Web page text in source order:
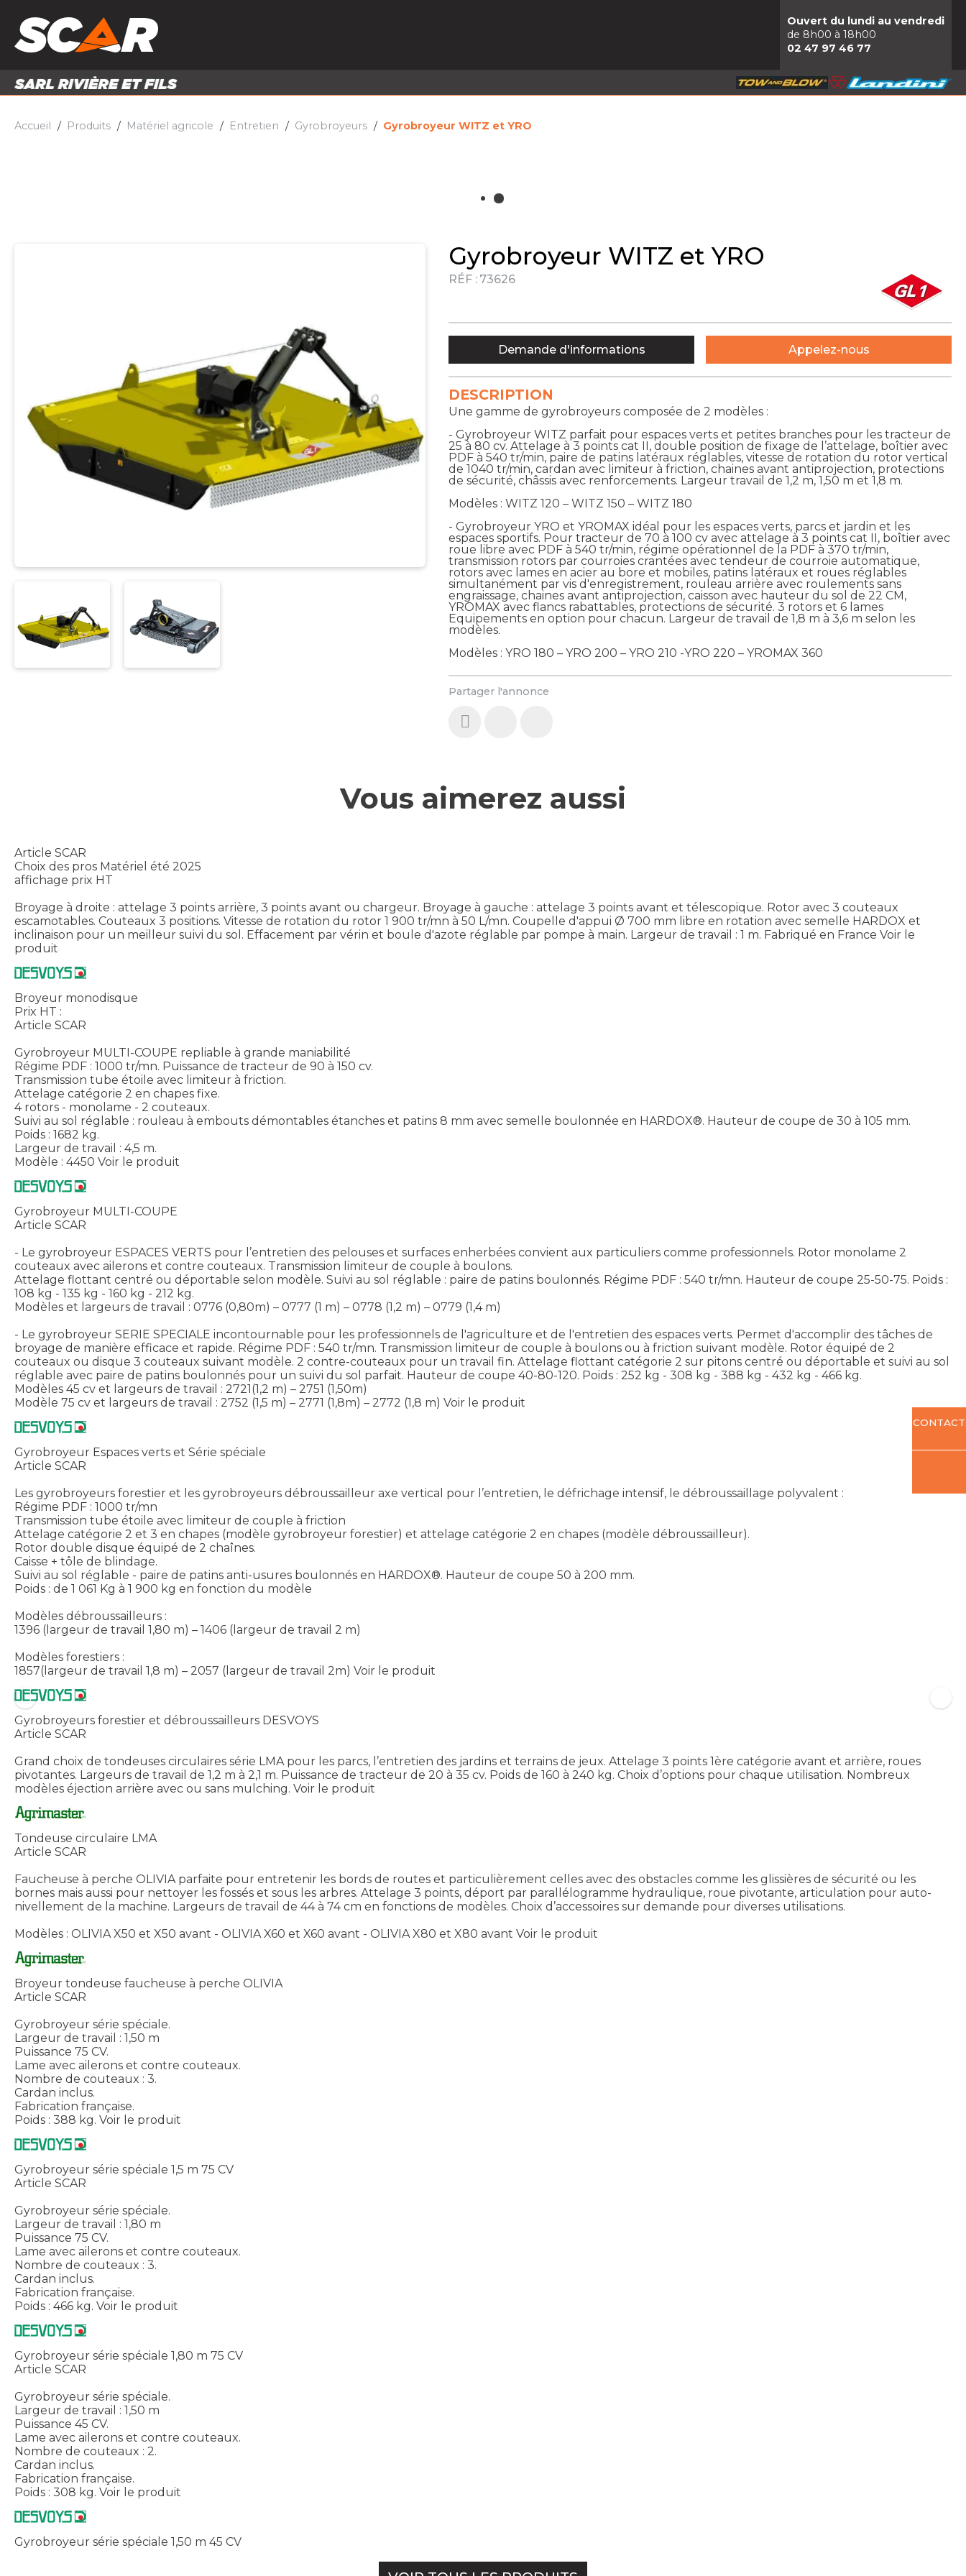
PIÈCES ET ACCESSOIRES
Ouvert du lundi au vendredi
de 8h00 à 18h00
02 47 97 46 77
Accueil Produits Matériel agricole Entretien Gyrobroyeurs Gyrobroyeur WITZ et YRO
Gyrobroyeur WITZ et YRO
RÉF : 73626
Partager l'annonce
DESCRIPTION
Une gamme de gyrobroyeurs composée de 2 modèles :
- Gyrobroyeur WITZ parfait pour espaces verts et petites branches pour les tracteur de
25 à 80 cv. Attelage à 3 points cat II, double position de fixage de l’attelage, boîtier avec
PDF à 540 tr/min, paire de patins latéraux réglables, vitesse de rotation du rotor vertical
de 1040 tr/min, cardan avec limiteur à friction, chaines avant antiprojection, protections
de sécurité, châssis avec renforcements. Largeur travail de 1,2 m, 1,50 m et 1,8 m.
Modèles : WITZ 120 – WITZ 150 – WITZ 180
- Gyrobroyeur YRO et YROMAX idéal pour les espaces verts, parcs et jardin et les
espaces sportifs. Pour tracteur de 70 à 100 cv avec attelage à 3 points cat II, boîtier avec
roue libre avec PDF à 540 tr/min, régime opérationnel de la PDF à 370 tr/min,
transmission rotors par courroies crantées avec tendeur de courroie automatique,
rotors avec lames en acier au bore et mobiles, patins latéraux et roues réglables
simultanément par vis d'enregistrement, rouleau arrière avec roulements sans
engraissage, chaines avant antiprojection, caisson avec hauteur du sol de 22 CM,
YROMAX avec flancs rabattables, protections de sécurité. 3 rotors et 6 lames
Equipements en option pour chacun. Largeur de travail de 1,8 m à 3,6 m selon les
modèles.
Modèles : YRO 180 – YRO 200 – YRO 210 -YRO 220 – YROMAX 360
Demande d'informations Appelez-nous
Vous aimerez aussi
Article SCAR
Choix des pros Matériel été 2025
affichage prix HT
Broyage à droite : attelage 3 points arrière, 3 points avant ou chargeur. Broyage à gauche : attelage 3 points avant et télescopique. Rotor avec 3 couteaux
escamotables. Couteaux 3 positions. Vitesse de rotation du rotor 1 900 tr/mn à 50 L/mn. Coupelle d'appui Ø 700 mm libre en rotation avec semelle HARDOX et
inclinaison pour un meilleur suivi du sol. Effacement par vérin et boule d'azote réglable par pompe à main. Largeur de travail : 1 m. Fabriqué en France Voir le
produit
Broyeur monodisque
Prix HT :
Article SCAR
Gyrobroyeur MULTI-COUPE repliable à grande maniabilité
Régime PDF : 1000 tr/mn. Puissance de tracteur de 90 à 150 cv.
Transmission tube étoile avec limiteur à friction.
Attelage catégorie 2 en chapes fixe.
4 rotors - monolame - 2 couteaux.
Suivi au sol réglable : rouleau à embouts démontables étanches et patins 8 mm avec semelle boulonnée en HARDOX®. Hauteur de coupe de 30 à 105 mm.
Poids : 1682 kg.
Largeur de travail : 4,5 m.
Modèle : 4450 Voir le produit
Gyrobroyeur MULTI-COUPE
Article SCAR
- Le gyrobroyeur ESPACES VERTS pour l’entretien des pelouses et surfaces enherbées convient aux particuliers comme professionnels. Rotor monolame 2
couteaux avec ailerons et contre couteaux. Transmission limiteur de couple à boulons.
Attelage flottant centré ou déportable selon modèle. Suivi au sol réglable : paire de patins boulonnés. Régime PDF : 540 tr/mn. Hauteur de coupe 25-50-75. Poids :
108 kg - 135 kg - 160 kg - 212 kg.
Modèles et largeurs de travail : 0776 (0,80m) – 0777 (1 m) – 0778 (1,2 m) – 0779 (1,4 m)
- Le gyrobroyeur SERIE SPECIALE incontournable pour les professionnels de l'agriculture et de l'entretien des espaces verts. Permet d'accomplir des tâches de
broyage de manière efficace et rapide. Régime PDF : 540 tr/mn. Transmission limiteur de couple à boulons ou à friction suivant modèle. Rotor équipé de 2
couteaux ou disque 3 couteaux suivant modèle. 2 contre-couteaux pour un travail fin. Attelage flottant catégorie 2 sur pitons centré ou déportable et suivi au sol
réglable avec paire de patins boulonnés pour un suivi du sol parfait. Hauteur de coupe 40-80-120. Poids : 252 kg - 308 kg - 388 kg - 432 kg - 466 kg.
Modèles 45 cv et largeurs de travail : 2721(1,2 m) – 2751 (1,50m)
Modèle 75 cv et largeurs de travail : 2752 (1,5 m) – 2771 (1,8m) – 2772 (1,8 m) Voir le produit
Gyrobroyeur Espaces verts et Série spéciale
Article SCAR
Les gyrobroyeurs forestier et les gyrobroyeurs débroussailleur axe vertical pour l’entretien, le défrichage intensif, le débroussaillage polyvalent :
Régime PDF : 1000 tr/mn
Transmission tube étoile avec limiteur de couple à friction
Attelage catégorie 2 et 3 en chapes (modèle gyrobroyeur forestier) et attelage catégorie 2 en chapes (modèle débroussailleur).
Rotor double disque équipé de 2 chaînes.
Caisse + tôle de blindage.
Suivi au sol réglable - paire de patins anti-usures boulonnés en HARDOX®. Hauteur de coupe 50 à 200 mm.
Poids : de 1 061 Kg à 1 900 kg en fonction du modèle
Modèles débroussailleurs :
1396 (largeur de travail 1,80 m) – 1406 (largeur de travail 2 m)
Modèles forestiers :
1857(largeur de travail 1,8 m) – 2057 (largeur de travail 2m) Voir le produit
Gyrobroyeurs forestier et débroussailleurs DESVOYS
Article SCAR
Grand choix de tondeuses circulaires série LMA pour les parcs, l’entretien des jardins et terrains de jeux. Attelage 3 points 1ère catégorie avant et arrière, roues
pivotantes. Largeurs de travail de 1,2 m à 2,1 m. Puissance de tracteur de 20 à 35 cv. Poids de 160 à 240 kg. Choix d’options pour chaque utilisation. Nombreux
modèles éjection arrière avec ou sans mulching. Voir le produit
Tondeuse circulaire LMA
Article SCAR
Faucheuse à perche OLIVIA parfaite pour entretenir les bords de routes et particulièrement celles avec des obstacles comme les glissières de sécurité ou les
bornes mais aussi pour nettoyer les fossés et sous les arbres. Attelage 3 points, déport par parallélogramme hydraulique, roue pivotante, articulation pour auto-
nivellement de la machine. Largeurs de travail de 44 à 74 cm en fonctions de modèles. Choix d’accessoires sur demande pour diverses utilisations.
Modèles : OLIVIA X50 et X50 avant - OLIVIA X60 et X60 avant - OLIVIA X80 et X80 avant Voir le produit
Broyeur tondeuse faucheuse à perche OLIVIA
Article SCAR
Gyrobroyeur série spéciale.
Largeur de travail : 1,50 m
Puissance 75 CV.
Lame avec ailerons et contre couteaux.
Nombre de couteaux : 3.
Cardan inclus.
Fabrication française.
Poids : 388 kg. Voir le produit
Gyrobroyeur série spéciale 1,5 m 75 CV
Article SCAR
Gyrobroyeur série spéciale.
Largeur de travail : 1,80 m
Puissance 75 CV.
Lame avec ailerons et contre couteaux.
Nombre de couteaux : 3.
Cardan inclus.
Fabrication française.
Poids : 466 kg. Voir le produit
Gyrobroyeur série spéciale 1,80 m 75 CV
Article SCAR
Gyrobroyeur série spéciale.
Largeur de travail : 1,50 m
Puissance 45 CV.
Lame avec ailerons et contre couteaux.
Nombre de couteaux : 2.
Cardan inclus.
Fabrication française.
Poids : 308 kg. Voir le produit
Gyrobroyeur série spéciale 1,50 m 45 CV
CONTACT